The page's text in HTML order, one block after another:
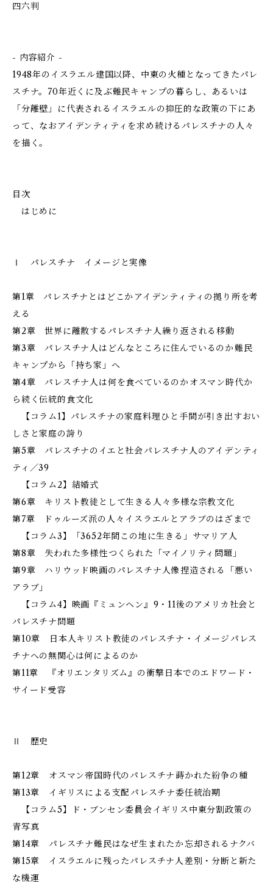
四六判
- 内容紹介 -
1948年のイスラエル建国以降、中東の火種となってきたパレ
スチナ。70年近くに及ぶ難民キャンプの暮らし、あるいは
「分離壁」に代表されるイスラエルの抑圧的な政策の下にあ
って、なおアイデンティティを求め続けるパレスチナの人々
を描く。
目次
はじめに
Ⅰ パレスチナ イメージと実像
第1章 パレスチナとはどこか――アイデンティティの拠り所を考
える
第2章 世界に離散するパレスチナ人――繰り返される移動
第3章 パレスチナ人はどんなところに住んでいるのか――難民
キャンプから「持ち家」へ
第4章 パレスチナ人は何を食べているのか――オスマン時代か
ら続く伝統的食文化
【コラム1】パレスチナの家庭料理――ひと手間が引き出すおい
しさと家庭の誇り
第5章 パレスチナのイエと社会――パレスチナ人のアイデンティ
ティ／39
【コラム2】結婚式
第6章 キリスト教徒として生きる人々――多様な宗教文化
第7章 ドゥルーズ派の人々――イスラエルとアラブのはざまで
【コラム3】「3652年間この地に生きる」サマリア人
第8章 失われた多様性――つくられた「マイノリティ問題」
第9章 ハリウッド映画のパレスチナ人像――捏造される「悪い
アラブ」
【コラム4】映画『ミュンヘン』――9・11後のアメリカ社会と
パレスチナ問題
第10章 日本人キリスト教徒のパレスチナ・イメージ――パレス
チナへの無関心は何によるのか
第11章 『オリエンタリズム』の衝撃――日本でのエドワード・
サイード受容
Ⅱ 歴史
第12章 オスマン帝国時代のパレスチナ――蒔かれた紛争の種
第13章 イギリスによる支配――パレスチナ委任統治期
【コラム5】ド・ブンセン委員会――イギリス中東分割政策の
青写真
第14章 パレスチナ難民はなぜ生まれたか――忘却されるナクバ
第15章 イスラエルに残ったパレスチナ人――差別・分断と新た
な機運